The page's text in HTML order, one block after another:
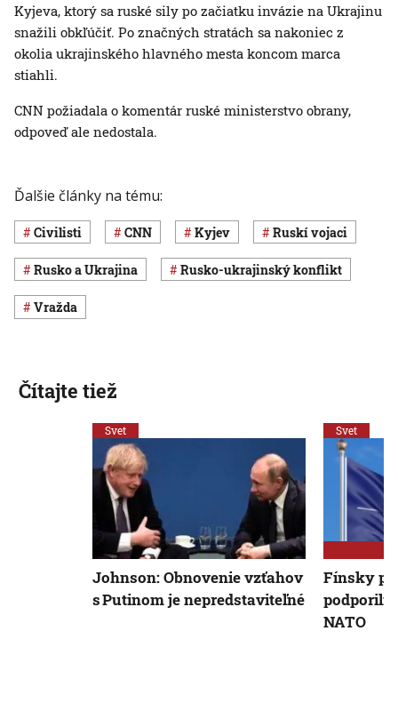
Kyjeva, ktorý sa ruské sily po začiatku invázie na Ukrajinu
snažili obkľúčiť. Po značných stratách sa nakoniec z
okolia ukrajinského hlavného mesta koncom marca
stiahli.
CNN požiadala o komentár ruské ministerstvo obrany,
odpoveď ale nedostala.
Ďalšie články na tému:
civilisti CNN Kyjev ruskí vojaci
Rusko a Ukrajina rusko-ukrajinský konflikt
vražda
Čítajte tiež
Svet
Johnson: Obnovenie vzťahov
s Putinom je nepredstaviteľné
Svet
Fínsky
podporili
NATO